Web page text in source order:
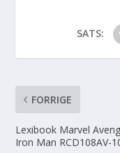
SATS:
FORRIGE
Lexibook Marvel
Iron Man RCD108AV-